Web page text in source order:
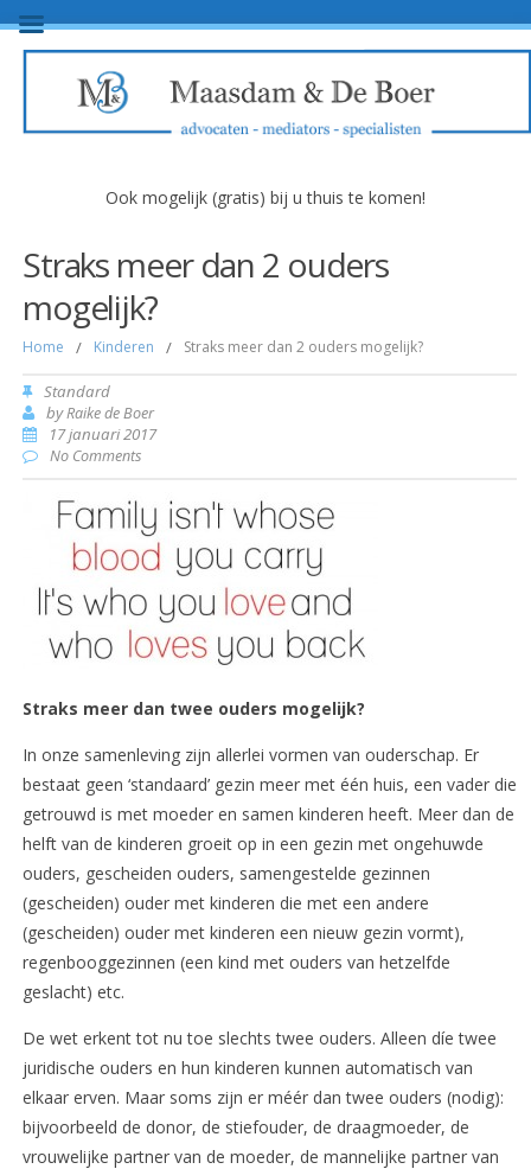
Ook mogelijk (gratis) bij u thuis te komen!
Straks meer dan 2 ouders
mogelijk?
Home / Kinderen / Straks meer dan 2 ouders mogelijk?
Standard
byRaike de Boer
17 januari 2017
No Comments
Straks meer dan twee ouders mogelijk?
In onze samenleving zijn allerlei vormen van ouderschap. Er
bestaat geen ‘standaard’ gezin meer met één huis, een vader die
getrouwd is met moeder en samen kinderen heeft. Meer dan de
helft van de kinderen groeit op in een gezin met ongehuwde
ouders, gescheiden ouders, samengestelde gezinnen
(gescheiden) ouder met kinderen die met een andere
(gescheiden) ouder met kinderen een nieuw gezin vormt),
regenbooggezinnen (een kind met ouders van hetzelfde
geslacht) etc.
De wet erkent tot nu toe slechts twee ouders. Alleen díe twee
juridische ouders en hun kinderen kunnen automatisch van
elkaar erven. Maar soms zijn er méér dan twee ouders (nodig):
bijvoorbeeld de donor, de stiefouder, de draagmoeder, de
vrouwelijke partner van de moeder, de mannelijke partner van